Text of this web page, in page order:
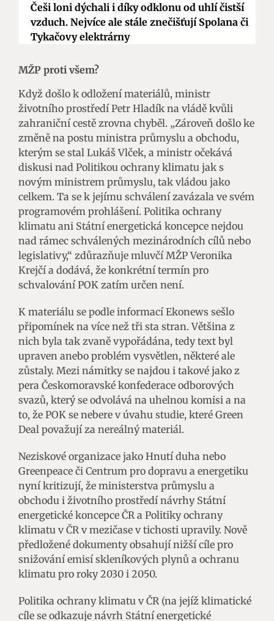
Češi loni dýchali i díky odklonu od uhlí čistší
vzduch. Nejvíce ale stále znečišťují Spolana či
Tykačovy elektrárny
MŽP proti všem?
Když došlo k odložení materiálů, ministr
životního prostředí Petr Hladík na vládě kvůli
zahraniční cestě zrovna chyběl. „Zároveň došlo ke
změně na postu ministra průmyslu a obchodu,
kterým se stal Lukáš Vlček, a ministr očekává
diskusi nad Politikou ochrany klimatu jak s
novým ministrem průmyslu, tak vládou jako
celkem. Ta se k jejímu schválení zavázala ve svém
programovém prohlášení. Politika ochrany
klimatu ani Státní energetická koncepce nejdou
nad rámec schválených mezinárodních cílů nebo
legislativy,“ zdůrazňuje mluvčí MŽP Veronika
Krejčí a dodává, že konkrétní termín pro
schvalování POK zatím určen není.
K materiálu se podle informací Ekonews sešlo
připomínek na více než tři sta stran. Většina z
nich byla tak zvaně vypořádána, tedy text byl
upraven anebo problém vysvětlen, některé ale
zůstaly. Mezi námitky se najdou i takové jako z
pera Českomoravské konfederace odborových
svazů, který se odvolává na uhelnou komisi a na
to, že POK se nebere v úvahu studie, které Green
Deal považují za nereálný materiál.
Neziskové organizace jako Hnutí duha nebo
Greenpeace či Centrum pro dopravu a energetiku
nyní kritizují, že ministerstva průmyslu a
obchodu i životního prostředí návrhy Státní
energetické koncepce ČR a Politiky ochrany
klimatu v ČR v mezičase v tichosti upravily. Nově
předložené dokumenty obsahují nižší cíle pro
snižování emisí skleníkových plynů a ochranu
klimatu pro roky 2030 i 2050.
Politika ochrany klimatu v ČR (na jejíž klimatické
cíle se odkazuje návrh Státní energetické